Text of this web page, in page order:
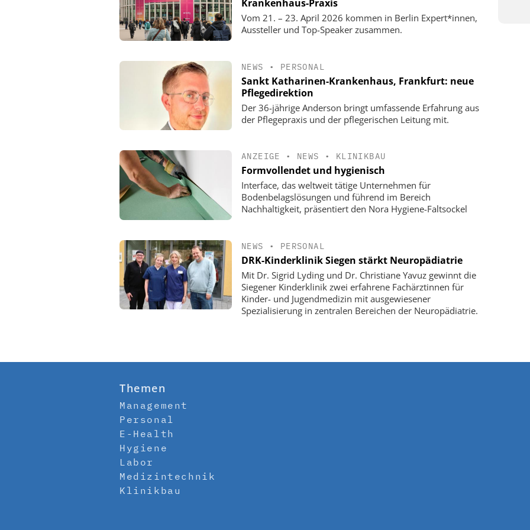
Krankenhaus-Praxis
Vom 21. – 23. April 2026 kommen in Berlin Expert*innen,
Aussteller und Top-Speaker zusammen.
NEWS • PERSONAL
Sankt Katharinen-Krankenhaus, Frankfurt: neue
Pflegedirektion
Der 36-jährige Anderson bringt umfassende Erfahrung aus
der Pflegepraxis und der pflegerischen Leitung mit.
ANZEIGE • NEWS • KLINIKBAU
Formvollendet und hygienisch
Interface, das weltweit tätige Unternehmen für
Bodenbelagslösungen und führend im Bereich
Nachhaltigkeit, präsentiert den Nora Hygiene-Faltsockel
NEWS • PERSONAL
DRK-Kinderklinik Siegen stärkt Neuropädiatrie
Mit Dr. Sigrid Lyding und Dr. Christiane Yavuz gewinnt die
Siegener Kinderklinik zwei erfahrene Fachärztinnen für
Kinder- und Jugendmedizin mit ausgewiesener
Spezialisierung in zentralen Bereichen der Neuropädiatrie.
Themen
Management
Personal
E-Health
Hygiene
Labor
Medizintechnik
Klinikbau